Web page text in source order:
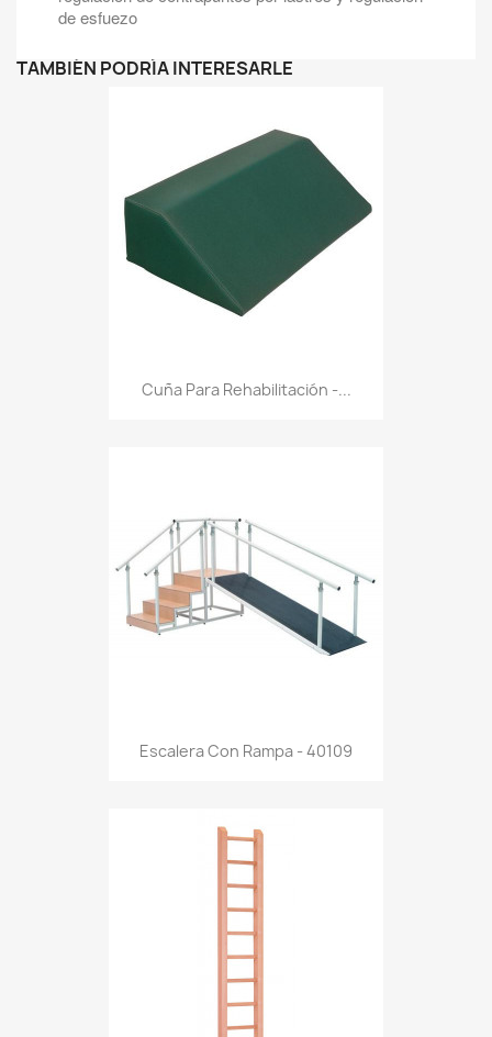
de esfuezo
TAMBIÉN PODRÍA INTERESARLE
Cuña Para Rehabilitación -...
Escalera Con Rampa - 40109